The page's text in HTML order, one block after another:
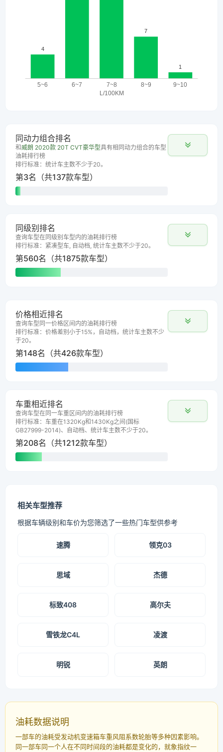
同动力组合排名
和威朗 2020款 20T CVT豪华型具有相同动力组合的车型
油耗排行榜
排行标准：统计车主数不少于20。
第3名（共137款车型）
同级别排名
查询车型在同级别车型内的油耗排行榜
排行标准：紧凑型车, 自动档, 统计车主数不少于20。
第560名（共1875款车型）
价格相近排名
查询车型同一价格区间内的油耗排行榜
排行标准：价格差别小于15%，自动档，统计车主数不少
于20。
第148名（共426款车型）
车重相近排名
查询车型在同一车重区间内的油耗排行榜
排行标准：车重在1320Kg和1430Kg之间(国标
GB27999-2014)、自动档、统计车主数不少于20。
第208名（共1212款车型）
相关车型推荐
根据车辆级别和车价为您筛选了一些热门车型供参考
速腾 领克03
思域 杰德
标致408 高尔夫
雪铁龙C4L 凌渡
明锐 英朗
油耗数据说明
一部车的油耗受发动机变速箱车重风阻系数轮胎等多种因素影响。
同一部车同一个人在不同时间段的油耗都是变化的，就象指纹一